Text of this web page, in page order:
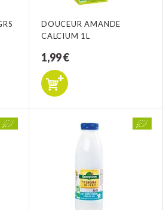
DOUCEUR AMANDE
CALCIUM 1L
1,99 €